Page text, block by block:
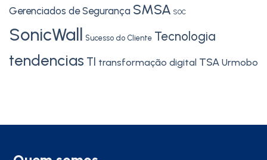
Gerenciados de Segurança SMSA SOC
SonicWall Sucesso do Cliente Tecnologia
tendencias TI transformação digital TSA Urmobo